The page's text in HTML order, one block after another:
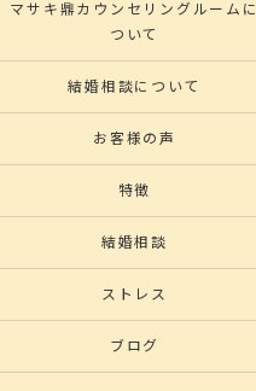
マサキ鼎カウンセリングルームに
ついて
結婚相談について
お客様の声
特徴
結婚相談
ストレス
ブログ